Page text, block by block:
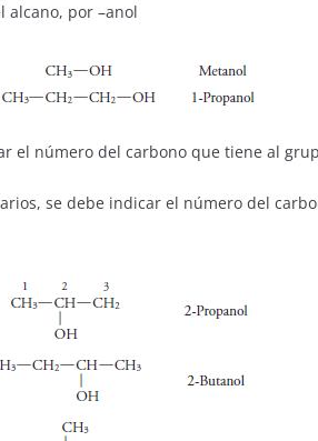
alcano, por –anol
el número del carbono que tiene al
se debe indicar el número del